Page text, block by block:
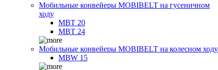
Мобильные конвейеры MOBIBELT на гусеничном
ходу
MBT 20
MBT 24
Мобильные конвейеры MOBIBELT на колесном ходу
MBW 15